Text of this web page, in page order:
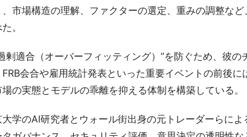
市場構造の理解、ファクターの選定、重みの調整な
。
剰適合（オーバーフィッティング）”を防ぐため、彼
FRB会合や雇用統計発表といった重要イベントの前後
の実態とモデルの乖離を抑える体制を構築している。
大学のAI研究者とウォール街出身の元トレーダーらに